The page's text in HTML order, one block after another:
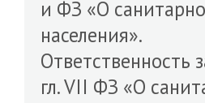
и ФЗ «О
населения».
Ответственность
гл. VII ФЗ «О